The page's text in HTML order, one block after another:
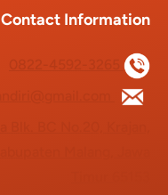
Contact Information